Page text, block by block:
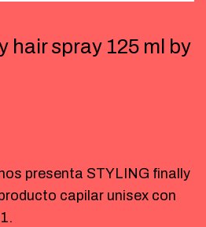
hair spray 125 ml by
presenta STYLING finally
capilar unisex con